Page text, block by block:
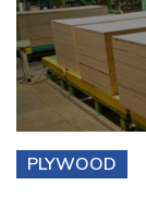
PLYWOOD